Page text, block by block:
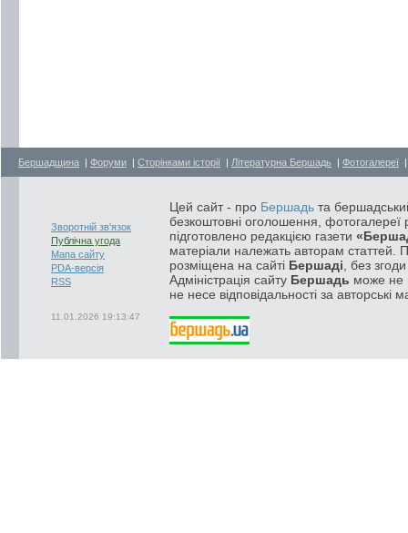
Бершадщина | Форуми | Сторінками історії | Літературна Бершадь | Фотогалереї
Зворотній зв'язок
Публічна угода
Мапа сайту
PDA-версія
RSS
11.01.2026 19:13:47
Цей сайт - про Бершадь та
безкоштовні оголошення, фотогалереї
підготовлено редакцією газети
матеріали належать авторам статтей.
розміщена на сайті Бершаді , без
Адміністрація сайту Бершадь може не
не несе відповідальності за авторські